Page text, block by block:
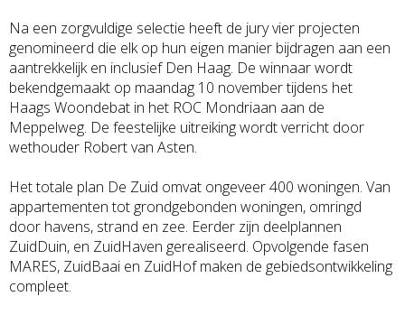
Na een zorgvuldige selectie heeft de jury vier projecten
genomineerd die elk op hun eigen manier bijdragen aan een
aantrekkelijk en inclusief Den Haag. De winnaar wordt
bekendgemaakt op maandag 10 november tijdens het
Haags Woondebat in het ROC Mondriaan aan de
Meppelweg. De feestelijke uitreiking wordt verricht door
wethouder Robert van Asten.
Het totale plan De Zuid omvat ongeveer 400 woningen. Van
appartementen tot grondgebonden woningen, omringd
door havens, strand en zee. Eerder zijn deelplannen
ZuidDuin, en ZuidHaven gerealiseerd. Opvolgende fasen
MARES, ZuidBaai en ZuidHof maken de gebiedsontwikkeling
compleet.